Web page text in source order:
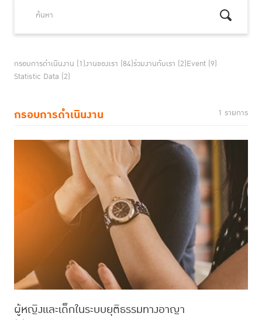
กรอบการดำเนินงาน (1)งานของเรา (84)ร่วมงานกับเรา (2)Event (9)
Statistic Data (2)
กรอบการดำเนินงาน 1 รายการ
ผู้หญิงและเด็กในระบบยุติธรรมทางอาญา